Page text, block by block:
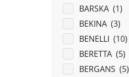
BARSKA (1)
BEKINA (3)
BENELLI (10)
BERETTA (5)
BERGANS (5)